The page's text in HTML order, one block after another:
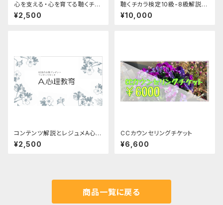
心を支える・心を育てる聴くチカ
ラセミナー基礎・応用編
¥2,500
聴くチカラ検定10級-8級解説動
画セット【割引特典付】
¥10,000
コンテンツ解説とレジュメA心理
教育【NPO会員さん専用】
¥2,500
CCカウンセリングチケット
¥6,600
商品一覧に戻る